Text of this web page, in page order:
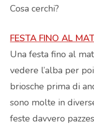
Cosa cerchi?
FESTA FINO AL
Una festa fino al
vedere l’alba per
briosche prima di
sono molte in
feste davvero